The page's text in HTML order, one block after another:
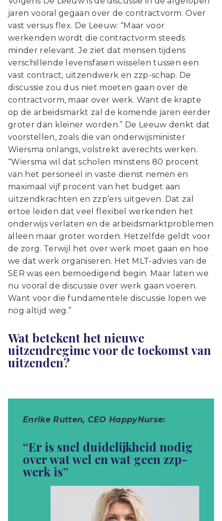
jaren vooral gegaan over de contractvorm. Over
vast versus flex. De Leeuw: “Maar voor
werkenden wordt die contractvorm steeds
minder relevant. Je ziet dat mensen tijdens
verschillende levensfasen wisselen tussen een
vast contract, uitzendwerk en zzp-schap. De
discussie zou dus niet moeten gaan over de
contractvorm, maar over werk. Want de krapte
op de arbeidsmarkt zal de komende jaren eerder
groter dan kleiner worden.” De Leeuw denkt dat
voorstellen, zoals die van onderwijsminister
Wiersma onlangs, volstrekt averechts werken.
“Wiersma wil dat scholen minstens 80 procent
van het personeel in vaste dienst nemen en
maximaal vijf procent van het budget aan
uitzendkrachten en zzp’ers uitgeven. Dat zal
ertoe leiden dat veel flexibel werkenden het
onderwijs verlaten en de arbeidsmarktproblemen
alleen maar groter worden. Hetzelfde geldt voor
de zorg. Terwijl het over werk moet gaan en hoe
we dat werk organiseren. Het MLT-advies van de
SER was een bemoedigend begin. Maar laten we
nu vooral de discussie over werk gaan voeren.
Want voor die fundamentele discussie lopen we
nog altijd weg.”
Watbetekent het nieuwe
uitzendregime voor de toekomst van
uitzenden?
Enrike Rutten, CEO HappyNurse:
“Er is snel duidelijkheid nodig
over wat wel en wat geen zzp-
werk is”